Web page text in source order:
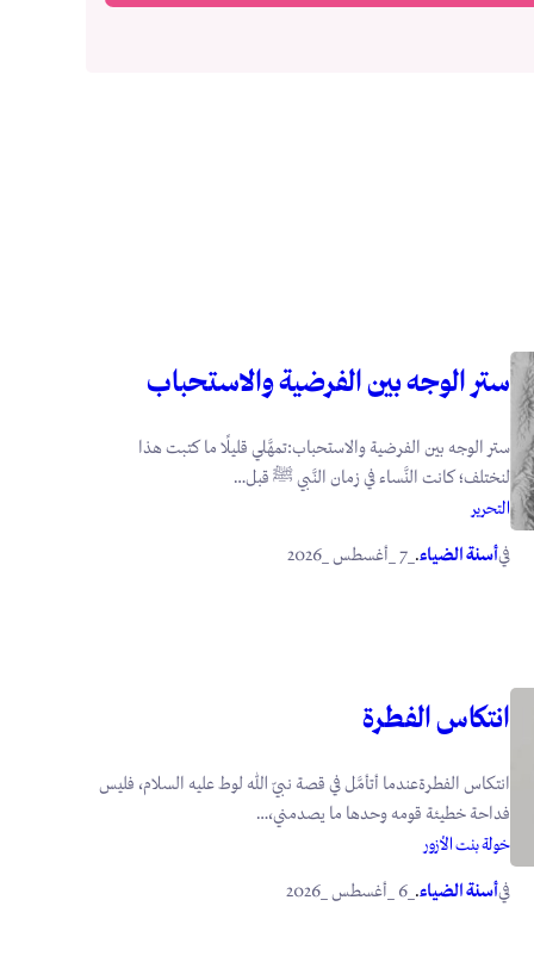
ستر الوجه بين الفرضية والاستحباب
ستر الوجه بين الفرضية والاستحباب:تمهَّلي قليلًا ما كتبت هذا
لنختلف؛ كانت النَّساء في زمان النَّبي ﷺ قبل…
التحرير
فيأسنة الضياء.
انتكاس الفطرة
انتكاس الفطرةعندما أتأمَّل في قصة نبيّ الله لوط عليه السلام، فليس
فداحة خطيئة قومه وحدها ما يصدمني،…
خولة بنت الأزور
فيأسنة الضياء.